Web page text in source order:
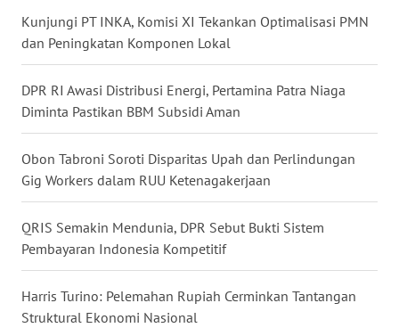
Kunjungi PT INKA, Komisi XI Tekankan Optimalisasi PMN
dan Peningkatan Komponen Lokal
DPR RI Awasi Distribusi Energi, Pertamina Patra Niaga
Diminta Pastikan BBM Subsidi Aman
Obon Tabroni Soroti Disparitas Upah dan Perlindungan
Gig Workers dalam RUU Ketenagakerjaan
QRIS Semakin Mendunia, DPR Sebut Bukti Sistem
Pembayaran Indonesia Kompetitif
Harris Turino: Pelemahan Rupiah Cerminkan Tantangan
Struktural Ekonomi Nasional
WN
NUSANTARA
WN
JOGJA
WN
JATIM
WN
KALBAR